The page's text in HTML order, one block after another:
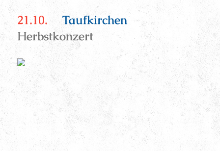
21.10.
Taufkirchen
Herbstkonzert